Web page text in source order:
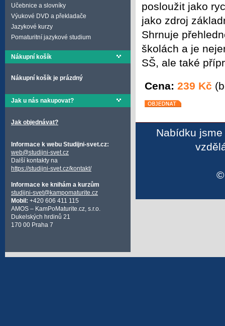
Učebnice a slovníky
Výukové DVD a překladače
Jazykové kurzy
Pomaturitní jazykové studium
Nákupní košík
Nákupní košík je prázdný
Jak u nás nakupovat?
Jak objednávat?
Informace k webu Studijni-svet.cz:
web@studijni-svet.cz
Další kontakty na
https://studijni-svet.cz/kontakt/
Informace ke knihám a kurzům
studijni-svet@kampomaturite.cz
Mobil: +420 606 411 115
AMOS – KamPoMaturite.cz, s.r.o.
Dukelských hrdinů 21
170 00 Praha 7
posloužit jako
jako zdroj
Shrnuje
školách a je
SŠ, ale také
Cena: 239 Kč
Nabídku